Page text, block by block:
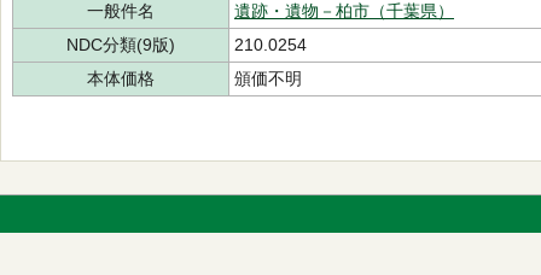
一般件名
遺跡・遺物－柏市（千葉県）
NDC分類(9版)
210.0254
本体価格
頒価不明